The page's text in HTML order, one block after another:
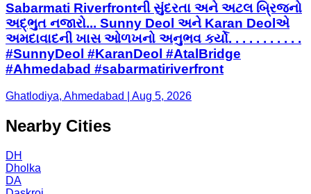
Sabarmati Riverfrontની સુંદરતા અને અટલ બ્રિજનો
અદ્ભુત નજારો... Sunny Deol અને Karan Deolએ
અમદાવાદની ખાસ ઓળખનો અનુભવ કર્યો. . . . . . . . . . .
#SunnyDeol #KaranDeol #AtalBridge
#Ahmedabad #sabarmatiriverfront
Ghatlodiya, Ahmedabad | Aug 5, 2026
Nearby Cities
DH
Dholka
DA